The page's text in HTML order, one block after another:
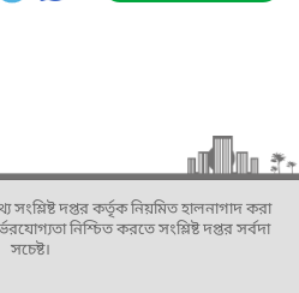
দপ্তর কর্তৃক নিয়মিত হালনাগাদ করা
নিশ্চিত করতে সংশ্লিষ্ট দপ্তর সর্বদা
সচেষ্ট।